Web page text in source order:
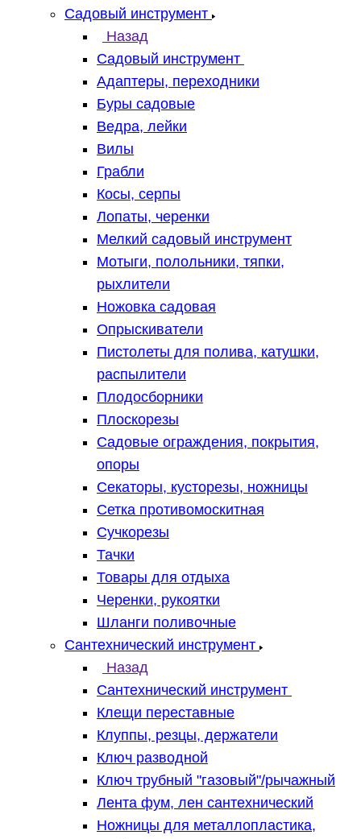
Садовый инструмент
Назад
Садовый инструмент
Адаптеры, переходники
Буры садовые
Ведра, лейки
Вилы
Грабли
Косы, серпы
Лопаты, черенки
Мелкий садовый инструмент
Мотыги, полольники, тяпки,
рыхлители
Ножовка садовая
Опрыскиватели
Пистолеты для полива, катушки,
распылители
Плодосборники
Плоскорезы
Садовые ограждения, покрытия,
опоры
Секаторы, кусторезы, ножницы
Сетка противомоскитная
Сучкорезы
Тачки
Товары для отдыха
Черенки, рукоятки
Шланги поливочные
Сантехнический инструмент
Назад
Сантехнический инструмент
Клещи переставные
Клуппы, резцы, держатели
Ключ разводной
Ключ трубный "газовый"/рычажный
Лента фум, лен сантехнический
Ножницы для металлопластика,